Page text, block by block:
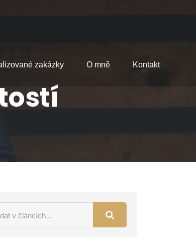
zakázky O mně Kontakt